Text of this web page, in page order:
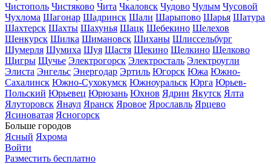
Чистополь Чистяково Чита Чкаловск Чудово Чулым Чусовой
Чухлома Шагонар Шадринск Шали Шарыпово Шарья Шатура
Шахтерск Шахты Шахунья Шацк Шебекино Шелехов
Шенкурск Шилка Шимановск Шиханы Шлиссельбург
Шумерля Шумиха Шуя Щастя Щекино Щелкино Щелково
Щигры Щучье Электрогорск Электросталь Электроугли
Элиста Энгельс Энергодар Эртиль Югорск Южа Южно-
Сахалинск Южно-Сухокумск Южноуральск Юрга Юрьев-
Польский Юрьевец Юрюзань Юхнов Ядрин Якутск Ялта
Ялуторовск Янаул Яранск Яровое Ярославль Ярцево
Ясиноватая Ясногорск
Больше городов
Ясный Яхрома
Войти
Разместить бесплатно